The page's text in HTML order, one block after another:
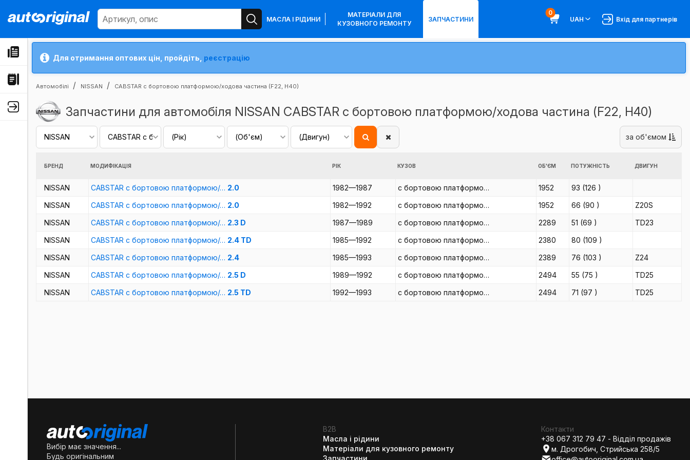
МАСЛА І РІДИНИ
МАТЕРІАЛИ ДЛЯ
КУЗОВНОГО РЕМОНТУ
ЗАПЧАСТИНИ
0
UAH
Вхід для партнерів
Для отримання оптових цін, пройдіть, реєстрацію
Автомобілі NISSAN CABSTAR c бортовою платформою/ходова частина (F22, H40)
Запчастини для автомобіля NISSAN CABSTAR c бортовою платформою/ходова частина (F22, H40)
за об'ємом
БРЕНД МОДИФІКАЦІЯ РІК КУЗОВ ОБ'ЄМ ПОТУЖНІСТЬ ДВИГУН
NISSAN CABSTAR c бортовою платформою/… 2.0 1982—1987 c бортовою платформо… 1952 93 (126 )
NISSAN
CABSTAR c бортовою платформою/… 2.0 1982—1992 c бортовою платформо… 1952 66 (90 )
Z20S
NISSAN
CABSTAR c бортовою платформою/… 2.3 D 1987—1989 c бортовою платформо… 2289 51 (69 )
TD23
NISSAN
CABSTAR c бортовою платформою/… 2.4 TD 1985—1992 c бортовою платформо… 2380 80 (109 )
NISSAN
CABSTAR c бортовою платформою/… 2.4 1985—1993 c бортовою платформо… 2389 76 (103 )
Z24
NISSAN
CABSTAR c бортовою платформою/… 2.5 D 1989—1992 c бортовою платформо… 2494 55 (75 )
TD25
NISSAN
CABSTAR c бортовою платформою/… 2.5 TD 1992—1993 c бортовою платформо… 2494 71 (97 ) TD25
Вибір має значення...
Будь оригінальним
B2B
Масла і рідини
Матеріали для кузовного ремонту
Запчастини
Контакти
+38 067 312 79 47 - Відділ продажів
м. Дрогобич, Стрийська 258/5